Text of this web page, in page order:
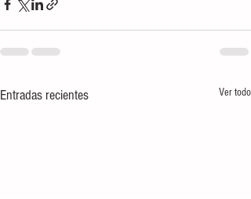
Entradas recientes Ver todo